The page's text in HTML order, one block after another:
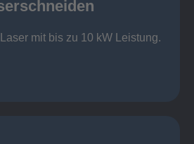
mit bis zu 10 kW Leistung.
oxidfrei (Schmelzschneiden)